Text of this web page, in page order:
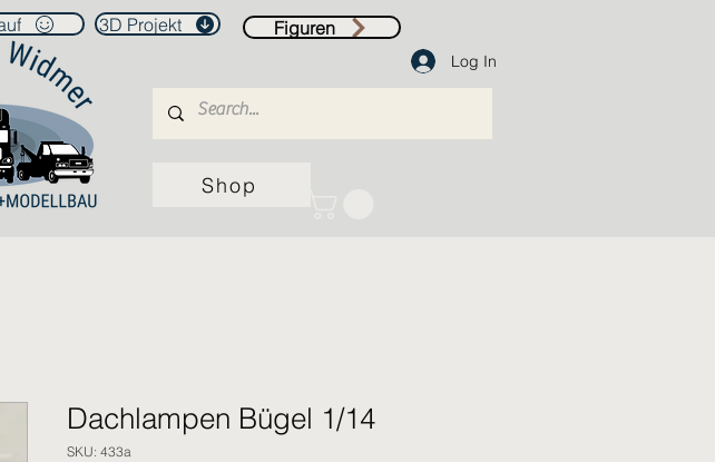
3D Projekt
Log In
Shop
Figuren
Dachlampen Bügel 1/14
SKU: 433a